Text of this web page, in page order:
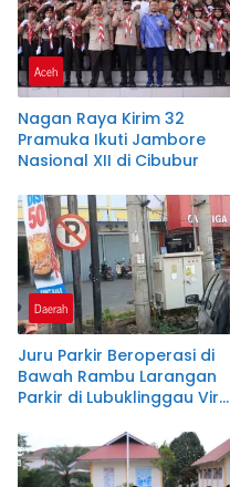
Aceh
Nagan Raya Kirim 32
Pramuka Ikuti Jambore
Nasional XII di Cibubur
Daerah
Juru Parkir Beroperasi di
Bawah Rambu Larangan
Parkir di Lubuklinggau Viral,
Pelanggaran.SK DI
PERTANYAKAN